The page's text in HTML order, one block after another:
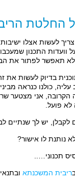
החלטת
לעשות אצלו
וועדות התכנון
תאפשר לפתור את
בדיוק לעשות
כולנו כנראה
אני מצטער
לא פועל.
יש לך שנתיים
נותנת לו אישור?
תכנוני…..
ריבית המשכנתא